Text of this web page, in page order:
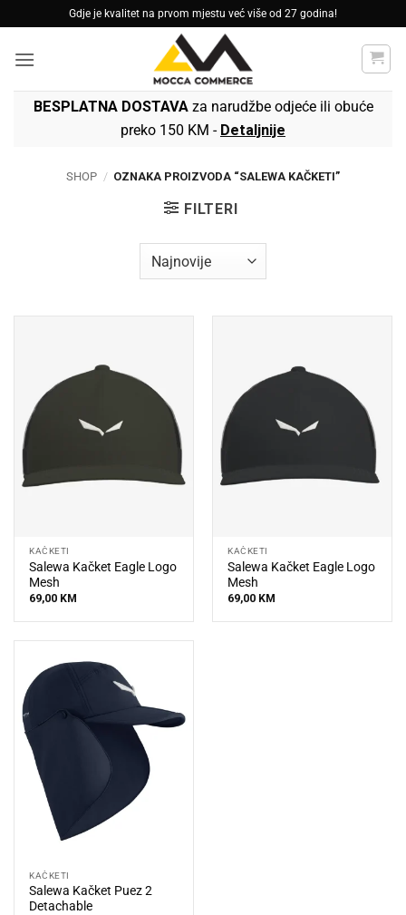
to
content
Gdje je kvalitet na prvom mjestu već više od 27 godina!
BESPLATNA DOSTAVAza narudžbe odjeće ili obuće
preko 150 KM - Detaljnije
SHOP / OZNAKA PROIZVODA “SALEWA KAČKETI”
FILTERI
KAČKETI
Salewa Kačket Eagle Logo
Mesh
69,00 KM
KAČKETI
Salewa Kačket Eagle Logo
Mesh
69,00 KM
KAČKETI
Salewa Kačket Puez 2
Detachable